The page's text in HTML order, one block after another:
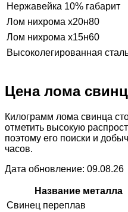
Нержавейка 10% габарит
Лом нихрома х20н80
Лом нихрома х15н60
Высоколегированная
Цена лома
Килограмм лома свинца
отметить высокую
поэтому его поиски и
часов.
Дата обновление: 09.08.26
Название металла
Свинец переплав